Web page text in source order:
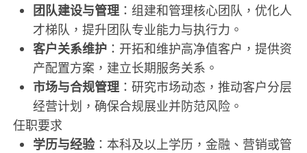
团队建设与管理：组建和管理核心团队，优化人
才梯队，提升团队专业能力与执行力。
客户关系维护：开拓和维护高净值客户，提供资
产配置方案，建立长期服务关系。
市场与合规管理：研究市场动态，推动客户分层
经营计划，确保合规展业并防范风险。
任职要求
学历与经验：本科及以上学历，金融、营销或管